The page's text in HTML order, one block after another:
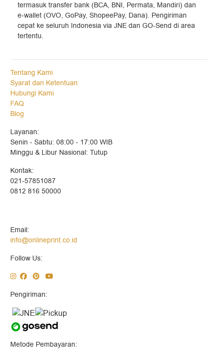
termasuk transfer bank (BCA, BNI, Permata, Mandiri) dan
e-wallet (OVO, GoPay, ShopeePay, Dana). Pengiriman
cepat ke seluruh Indonesia via JNE dan GO-Send di area
tertentu.
Tentang Kami
Syarat dan Ketentuan
Hubungi Kami
FAQ
Blog
Layanan:
Senin - Sabtu: 08:00 - 17:00 WIB
Minggu & Libur Nasional: Tutup
Kontak:
021-57851087
0812 816 50000
Email:
info@onlineprint.co.id
Follow Us:
Pengiriman:
Metode Pembayaran: